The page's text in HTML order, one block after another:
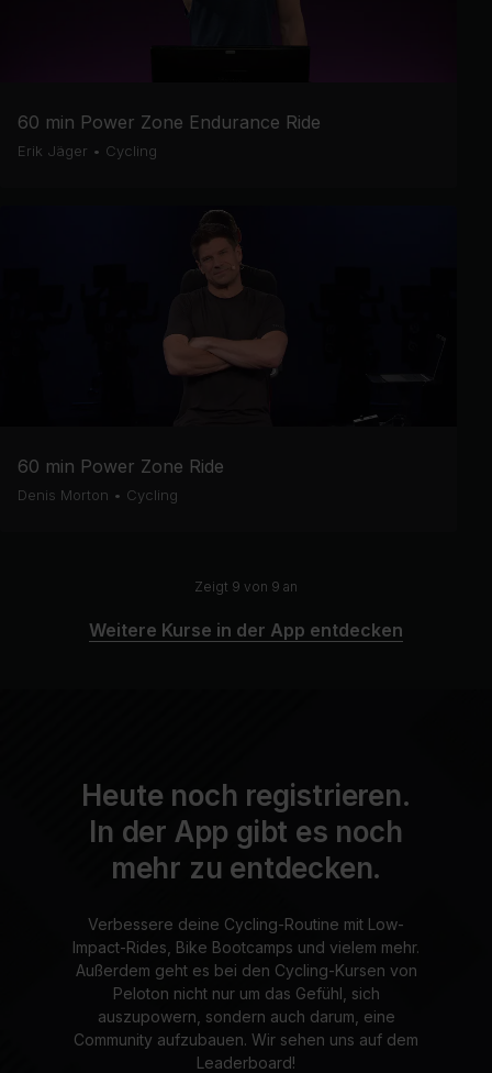
60 min Power Zone Endurance Ride
Erik Jäger • Cycling
60 min Power Zone Ride
Denis Morton • Cycling
Zeigt 9 von 9 an
Weitere Kurse in der App entdecken
Heute noch registrieren.
In der App gibt es noch
mehr zu entdecken.
Verbessere deine Cycling-Routine mit Low-
Impact-Rides, Bike Bootcamps und vielem mehr.
Außerdem geht es bei den Cycling-Kursen von
Peloton nicht nur um das Gefühl, sich
auszupowern, sondern auch darum, eine
Community aufzubauen. Wir sehen uns auf dem
Leaderboard!